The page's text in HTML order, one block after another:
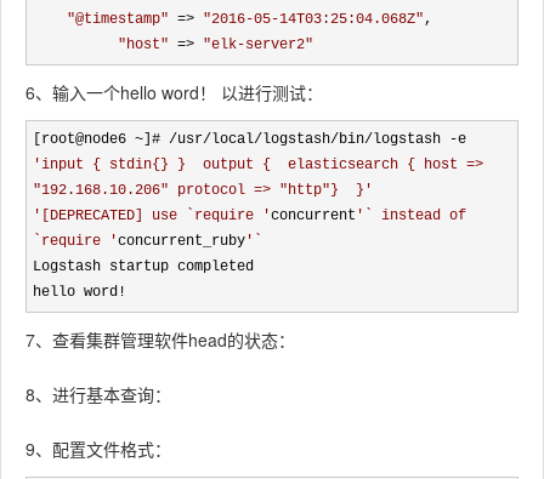
"@timestamp" => "2016-05-14T03:25:04.068Z",
"host" => "elk-server2"
6、输入一个hello word！ 以进行测试：
'input { stdin{} }  output {  elasticsearch { host =>
"192.168.10.206" protocol => "http"}  } '
'
[DEPRECATED] use `require 'concurrent '
` instead of
`require
'concurrent_ruby '
Logstash startup completed
hello word !
7、查看集群管理软件head的状态：
8、进行基本查询：
9、配置文件格式：